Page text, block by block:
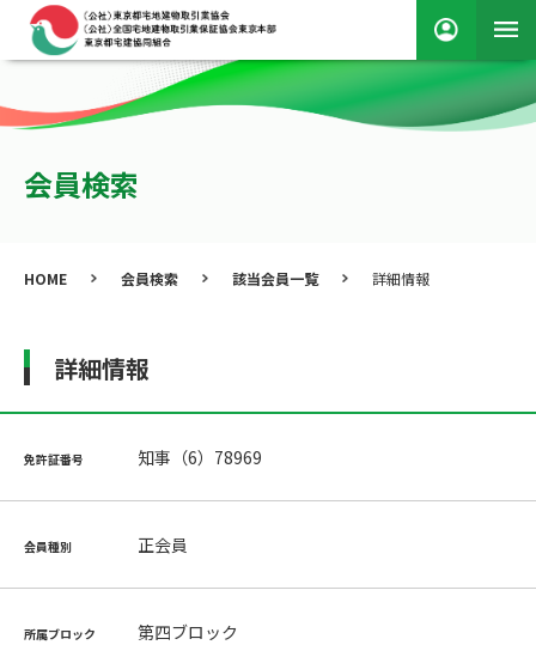
会員検索
HOME 会員検索 該当会員一覧 詳細情報
詳細情報
免許証番号 知事（6）78969
会員種別 正会員
所属ブロック 第四ブロック